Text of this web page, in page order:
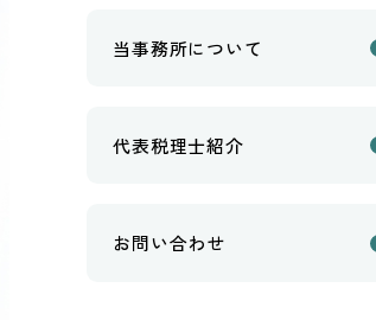
当事務所について
代表税理士紹介
お問い合わせ